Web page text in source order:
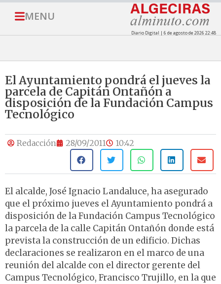
MENU
Diario Digital | 6 de agosto de 2026 22:48
El Ayuntamiento pondrá el jueves la
parcela de Capitán Ontañón a
disposición de la Fundación Campus
Tecnológico
Redacción 28/09/2011 10:42
El alcalde, José Ignacio Landaluce, ha asegurado
que el próximo jueves el Ayuntamiento pondrá a
disposición de la Fundación Campus Tecnológico
la parcela de la calle Capitán Ontañón donde está
prevista la construcción de un edificio. Dichas
declaraciones se realizaron en el marco de una
reunión del alcalde con el director gerente del
Campus Tecnológico, Francisco Trujillo, en la que